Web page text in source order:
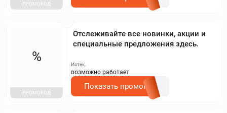
ПРОМОКОД
Отслеживайте все новинки, акции и
специальные предложения здесь.
%
ПРОМОКОД
Истек,
возможно работает
Показать промокод